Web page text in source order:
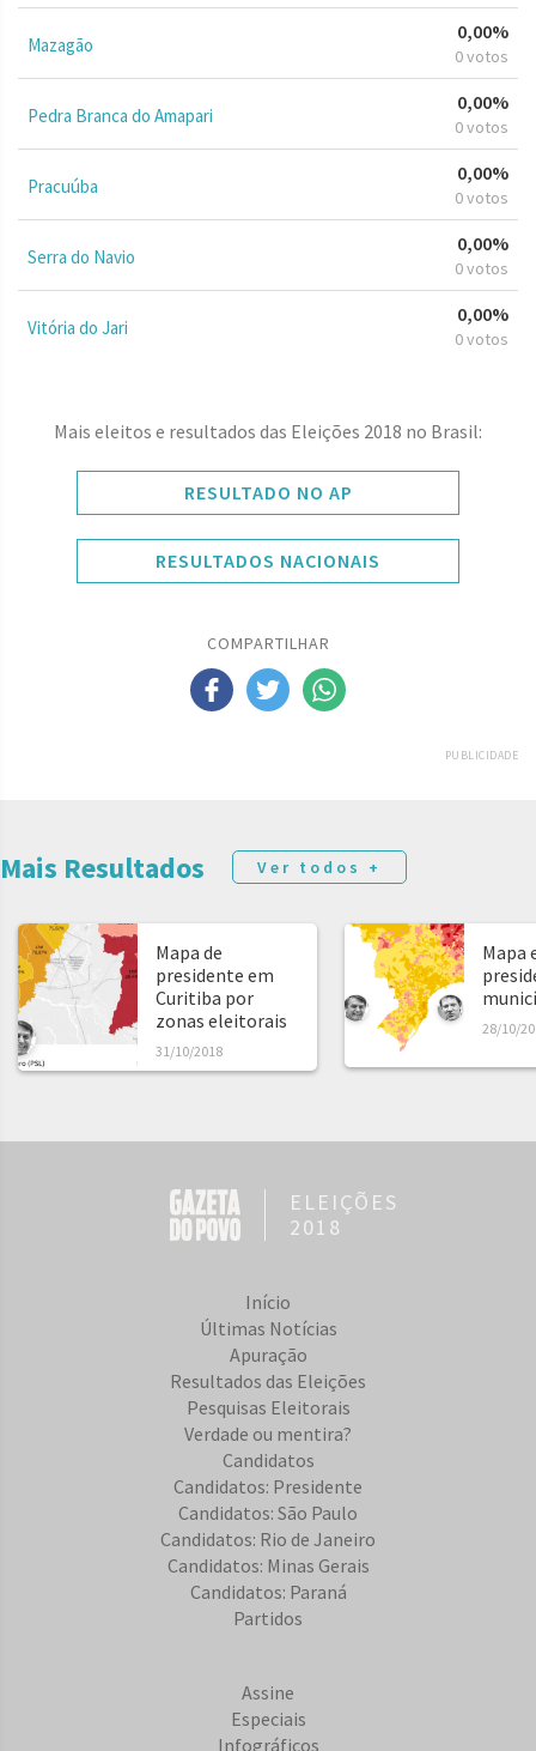
Mazagão
0,00%
0 votos
Pedra Branca do Amapari
0,00%
0 votos
Pracuúba
0,00%
0 votos
Serra do Navio
0,00%
0 votos
Vitória do Jari
0,00%
0 votos
Mais eleitos e resultados das Eleições 2018 no Brasil:
RESULTADO NO AP
RESULTADOS NACIONAIS
COMPARTILHAR
PUBLICIDADE
Mais Resultados Ver todos +
Mapa de
presidente em
Curitiba por
zonas eleitorais
31/10/2018
Mapa
28/10/
ELEIÇÕES
2018
Início
Últimas Notícias
Apuração
Resultados das Eleições
Pesquisas Eleitorais
Verdade ou mentira?
Candidatos
Candidatos: Presidente
Candidatos: São Paulo
Candidatos: Rio de Janeiro
Candidatos: Minas Gerais
Candidatos: Paraná
Partidos
Assine
Especiais
Infográficos